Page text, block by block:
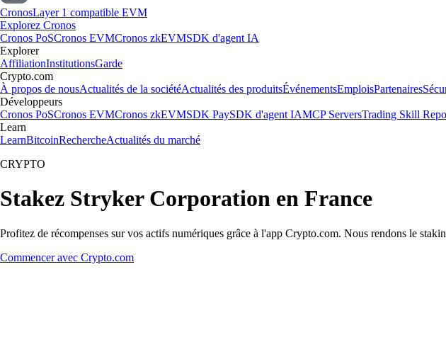
CronosLayer 1 compatible EVM
Explorez Cronos
Cronos PoSCronos EVMCronos zkEVMSDK d'agent IA
Explorer
AffiliationInstitutionsGarde
Crypto.com
À propos de nousActualités de la sociétéActualités des produitsÉvénementsEmploisPartenaires
Développeurs
Cronos PoSCronos EVMCronos zkEVMSDK PaySDK d'agent IAMCP ServersTrading Skill Repo
Learn
LearnBitcoinRechercheActualités du marché
CRYPTO
Stakez Stryker Corporation en France
Profitez de récompenses sur vos actifs numériques grâce à l'app Crypto.com. Nous rendons le
Commencer avec Crypto.com